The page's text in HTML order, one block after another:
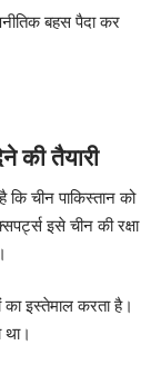
बहस पैदा कर
की तैयारी
कि चीन पाकिस्तान को
इसे चीन की रक्षा
का इस्तेमाल करता है।
था।